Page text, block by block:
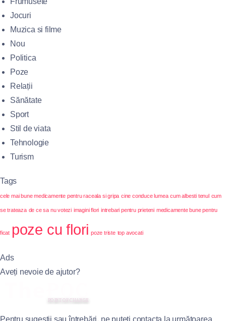
Jocuri
Muzica si filme
Nou
Politica
Poze
Relații
Sănătate
Sport
Stil de viata
Tehnologie
Turism
Tags
cele mai bune medicamente pentru raceala si gripa cine conduce lumea cum albesti tenul cum
se trateaza de ce sa nu votezi imagini flori intrebari pentru prieteni medicamente bune pentru
ficat poze cu flori poze triste top avocati
Ads
Aveți nevoie de ajutor?
Pentru sugestii sau întrebări, ne puteți contacta la următoarea